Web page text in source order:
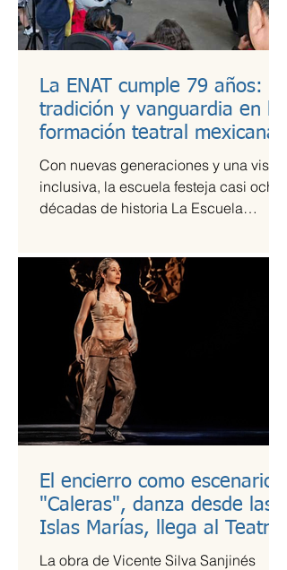
La ENAT cumple 79 años:
tradición y vanguardia en la
formación teatral mexicana
Con nuevas generaciones y una visión
inclusiva, la escuela festeja casi ocho
décadas de historia La Escuela
El encierro como escenario:
"Caleras", danza desde las
Islas Marías, llega al Teatro
Guillermina Bravo
La obra de Vicente Silva Sanjinés